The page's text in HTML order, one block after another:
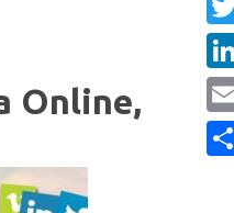
Online,